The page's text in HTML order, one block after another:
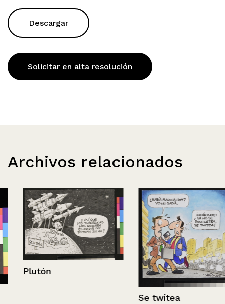
Descargar
Solicitar en alta resolución
Archivos relacionados
Plutón
Se twitea